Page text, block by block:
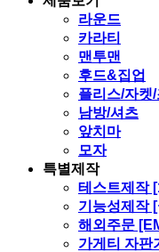
라운드
카라티
맨투맨
후드&집업
플리스/자켓/
남방/셔츠
앞치마
모자
특별제작
테스트제작
기능성제작
해외주문
가게티 자판